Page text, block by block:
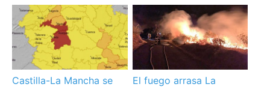
Castilla-La Mancha se
El fuego arrasa La